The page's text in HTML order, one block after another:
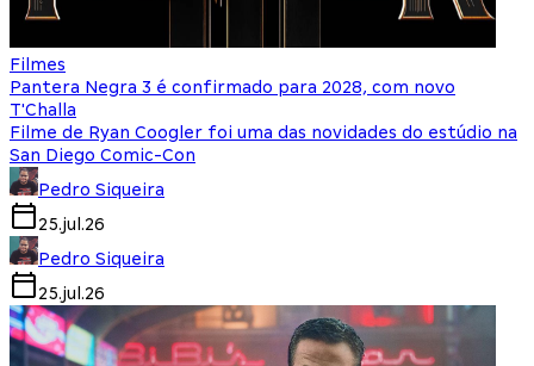
Filmes
Pantera Negra 3 é confirmado para 2028, com novo
T'Challa
Filme de Ryan Coogler foi uma das novidades do estúdio na
San Diego Comic-Con
Pedro Siqueira
25.jul.26
Pedro Siqueira
25.jul.26